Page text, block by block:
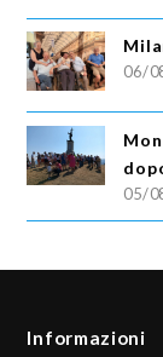
06/
05/
Informazioni